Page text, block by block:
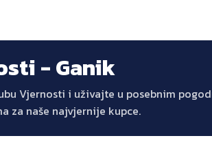
- Ganik
Vjernosti i uživajte u posebnim
za naše najvjernije kupce.